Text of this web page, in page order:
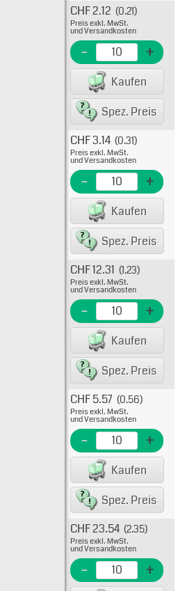
EME
CHF 2.12 (0.21)
Preis exkl. MwSt.
und Versandkosten
- +
Kaufen
Spez. Preis
EME
CHF 3.14 (0.31)
Preis exkl. MwSt.
und Versandkosten
- +
Kaufen
Spez. Preis
EME
CHF 12.31 (1.23)
Preis exkl. MwSt.
und Versandkosten
- +
Kaufen
Spez. Preis
EME
CHF 5.57 (0.56)
Preis exkl. MwSt.
und Versandkosten
- +
Kaufen
Spez. Preis
Typ:
EME
CHF 23.54 (2.35)
Preis exkl. MwSt.
und Versandkosten
- +